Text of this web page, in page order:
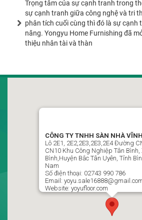
Trọng tâm của sự cạnh tranh trong
sự cạnh tranh giữa công nghệ và tri
phân tích cuối cùng thì đó là sự cạnh
năng. Yongyu Home Furnishing đã
thiệu nhân tài và thàn
“YOYU”
Phường Vĩnh Tân , Thành Phố Hồ
02743 990 786 / 0988499951 Ms :
yoyu.sale16888@gmail.com
Theo dõi chúng tôi trên
CÔNG TY TNHH SÀN NHÀ VĨNH
Lô 2E1, 2E2,2E3,2E3,2E4 Đường
CN10 Khu Công Nghiệp Tân Bình,
Bình,Huyện Bắc Tân Uyên, Tỉnh
Nam
Số điện thoại: 02743 990 786
Email:
Website: yoyufloor.com